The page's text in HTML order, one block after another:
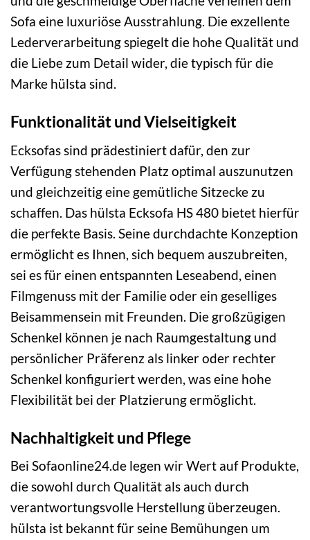
Sofa eine luxuriöse Ausstrahlung. Die exzellente
Lederverarbeitung spiegelt die hohe Qualität und
die Liebe zum Detail wider, die typisch für die
Marke hülsta sind.
Funktionalität und Vielseitigkeit
Ecksofas sind prädestiniert dafür, den zur
Verfügung stehenden Platz optimal auszunutzen
und gleichzeitig eine gemütliche Sitzecke zu
schaffen. Das hülsta Ecksofa HS 480 bietet hierfür
die perfekte Basis. Seine durchdachte Konzeption
ermöglicht es Ihnen, sich bequem auszubreiten,
sei es für einen entspannten Leseabend, einen
Filmgenuss mit der Familie oder ein geselliges
Beisammensein mit Freunden. Die großzügigen
Schenkel können je nach Raumgestaltung und
persönlicher Präferenz als linker oder rechter
Schenkel konfiguriert werden, was eine hohe
Flexibilität bei der Platzierung ermöglicht.
Nachhaltigkeit und Pflege
Bei Sofaonline24.de legen wir Wert auf Produkte,
die sowohl durch Qualität als auch durch
verantwortungsvolle Herstellung überzeugen.
hülsta ist bekannt für seine Bemühungen um